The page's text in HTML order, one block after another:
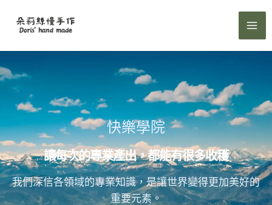
內
快樂學院
讓每次的專業產出，都能有很多收穫
我們深信各領域的專業知識，是讓世界變得更加美好的
重要元素。